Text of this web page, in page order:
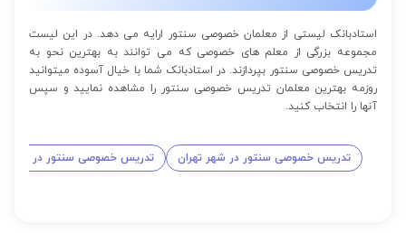
استادبانک لیستی از معلمان خصوصی سنتور ارایه می دهد. در این لیست
مجموعه بزرگی از معلم های خصوصی که می توانند به بهترین نحو به
تدریس خصوصی سنتور بپردازند. در استادبانک شما با خیال آسوده میتوانید
روزمه بهترین معلمان تدریس خصوصی سنتور را مشاهده نمایید و سپس
آنها را انتخاب کنید.
تدریس خصوصی سنتور در شهر تهران تدریس خصوصی سنتور در شهر